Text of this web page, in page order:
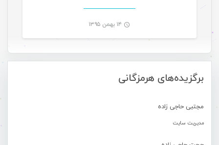
برگزیده‌های هرمزگانی
مجتبی حاجی زاده
مدیریت سایت
۱۴ بهمن ۱۳۹۵